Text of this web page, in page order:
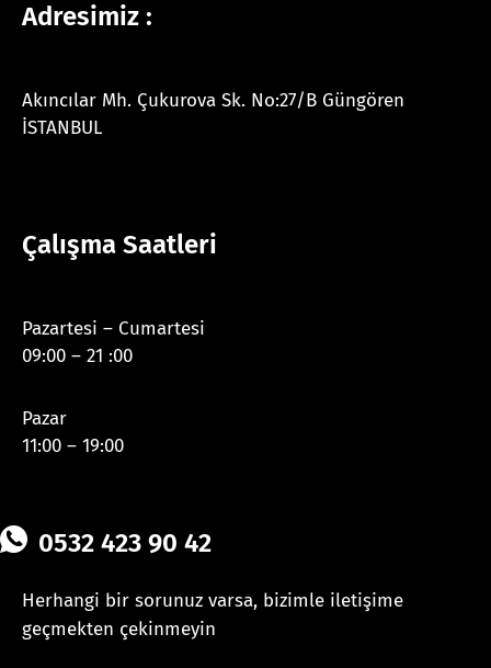
Adresimiz :
Akıncılar Mh. Çukurova Sk. No:27/B Güngören
İSTANBUL
Çalışma Saatleri
Pazartesi – Cumartesi
09:00 – 21 :00
Pazar
11:00 – 19:00
0532 423 90 42
Herhangi bir sorunuz varsa, bizimle iletişime
geçmekten çekinmeyin